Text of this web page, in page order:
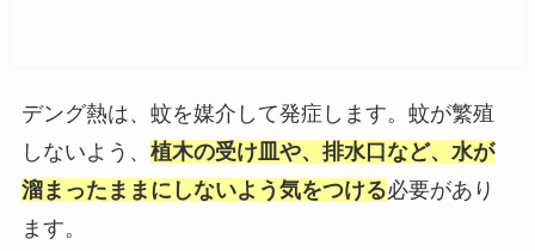
デング熱は、蚊を媒介して発症します。蚊が繁殖
しないよう、 植木の受け皿や、排水口など、水が
溜まったままにしないよう気をつける必要があり
ます。